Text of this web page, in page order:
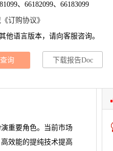
、66182099、66183099
《订购协议》
他语言版本，请向客服咨询。
询 下载报告Doc
重要角色。当前市场
效能的提纯技术提高